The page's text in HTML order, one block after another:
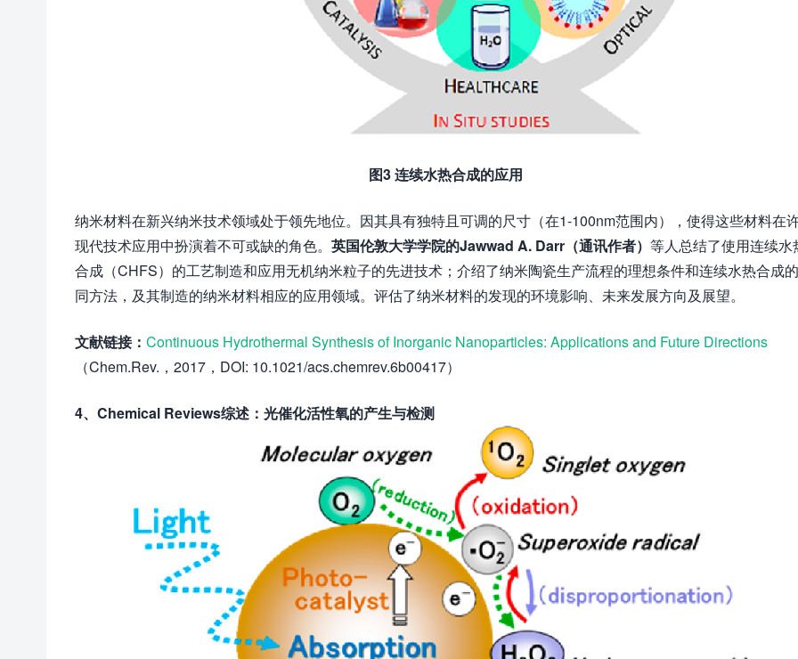
图3 连续水热合成的应用
纳米材料在新兴纳米技术领域处于领先地位。因其具有独特且可调的尺寸（在1-100nm范围内），使得这些材料在
现代技术应用中扮演着不可或缺的角色。 英国伦敦大学学院的Jawwad A. Darr（通讯作者） 等人总结了使用连续水
合成（CHFS）的工艺制造和应用无机纳米粒子的先进技术；介绍了纳米陶瓷生产流程的理想条件和连续水热合成
同方法，及其制造的纳米材料相应的应用领域。评估了纳米材料的发现的环境影响、未来发展方向及展望。
文献链接： Continuous Hydrothermal Synthesis of Inorganic Nanoparticles: Applications and Future Directions
（Chem.Rev.，2017，DOI: 10.1021/acs.chemrev.6b00417）
4、Chemical Reviews综述：光催化活性氧的产生与检测